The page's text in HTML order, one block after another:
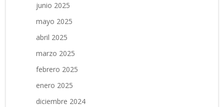
junio 2025
mayo 2025
abril 2025
marzo 2025
febrero 2025
enero 2025
diciembre 2024